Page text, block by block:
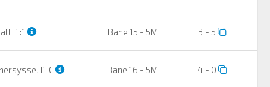
IF:1 Bane 15 - 5M 3 - 5
IF:C Bane 16 - 5M 4 - 0